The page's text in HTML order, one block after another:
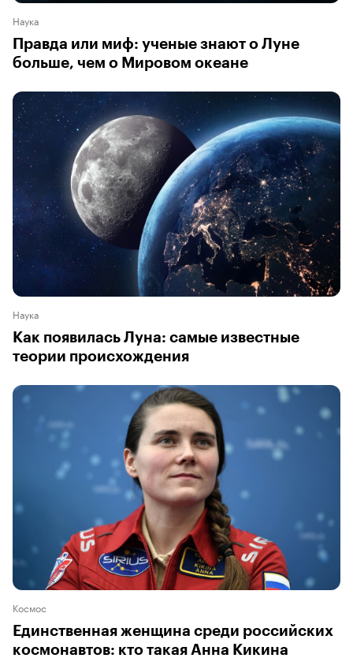
Наука
Правда или миф: ученые знают о Луне
больше, чем о Мировом океане
Наука
Как появилась Луна: самые известные
теории происхождения
Космос
Единственная женщина среди российских
космонавтов: кто такая Анна Кикина